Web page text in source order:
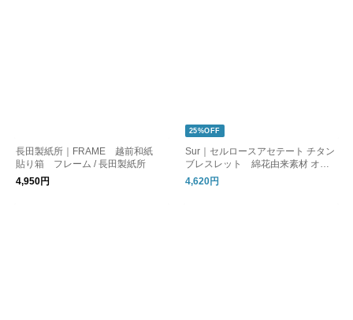
長田製紙所｜FRAME 越前和紙
貼り箱 フレーム / 長田製紙所
4,950円
25%OFF
Sur｜セルロースアセテート チタン
ブレスレット 綿花由来素材 オケ
ージョン_TI-BR1
4,620円